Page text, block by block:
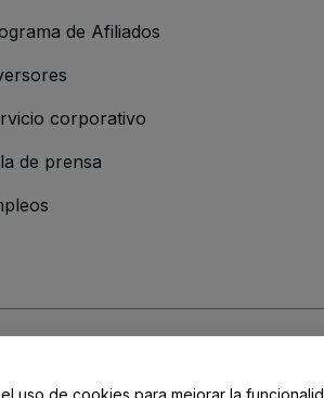
de Afiliados
corporativo
de prensa
uso de cookies para mejorar la